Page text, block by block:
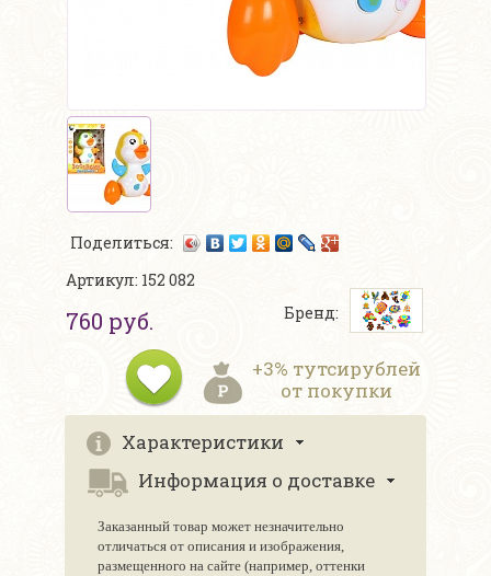
Поделиться:
Артикул: 152 082
760 руб. Бренд:
+3% тутсирублей
от покупки
Характеристики
Информация о доставке
Заказанный товар может незначительно
отличаться от описания и изображения,
размещенного на сайте (например, оттенки